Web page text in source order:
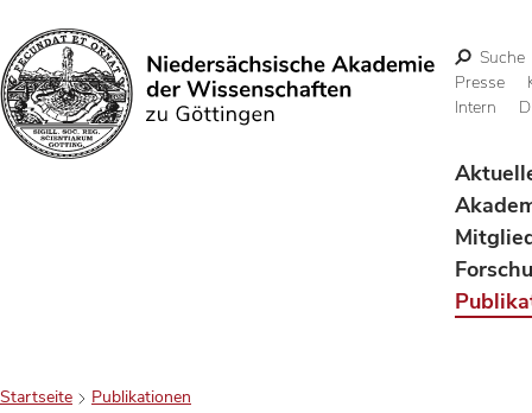
Suchen
Suche
Presse
Intern
Startseite Publikationen